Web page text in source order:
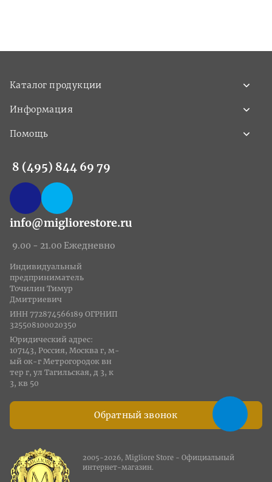
Каталог продукции
Информация
Помощь
8 (495) 844 69 79
info@migliorestore.ru
9.00 - 21.00 Ежедневно
Обратный звонок
Индивидуальный
предприниматель
Точилин Тимур
Дмитриевич
ИНН 772874566189 ОГРНИП
325508100020350
Юридический адрес:
107143, Россия, Москва г, м-
ый ок-г Метрогородок вн
тер г, ул Тагильская, д 3, к
3, кв 50
2005-2026, Migliore Store - Официальный
интернет-магазин.